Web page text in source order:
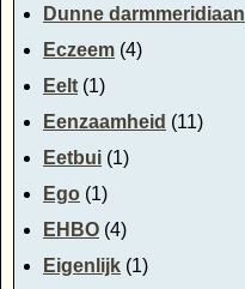
Dunne darmmeridiaan
Eczeem (4)
Eelt (1)
Eenzaamheid (11)
Eetbui (1)
Ego (1)
EHBO (4)
Eigenlijk (1)